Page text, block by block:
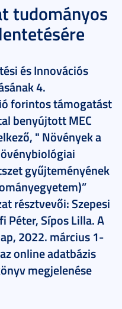
tudományos
és Innovációs
4.
forintos támogatást
benyújtott MEC
" Növények a
gyűjteményének
résztvevői: Szepesi
Péter, Sípos Lilla. A
2022. március 1-
online adatbázis
megjelenése